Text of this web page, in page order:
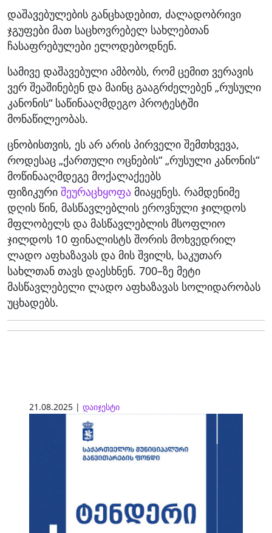
დაშავებულების განცხადებით, ძალადობრივი
ჯგუფები მათ საცხოვრებელ სახლებთან
ჩასაფრებულები ელოდებოდნენ.
სამივე დაშავებული ამბობს, რომ ცემით ვერავის
ვერ შეაშინებენ და მაინც გააგრძელებენ „რუსული
კანონის“ საწინააღმდეგო პროტესტში
მონაწილეობას.
ცნობისთვის, ეს არ არის პირველი შემთხვევა,
როდესაც „ქართული ოცნების“ „რუსული კანონის“
მოწინააღმდეგე მოქალაქეებს
ფიზიკური შეურაცხყოფა მიაყენეს. რამდენიმე
დღის წინ, მასწავლებლის ეროვნული ჯილდოს
მფლობელს და მასწავლებლის მსოფლიო
ჯილდოს 10 ფინალისტს შორის მოხვედრილ
ლადო აფხაზავას და მის შვილს, საკუთარ
სახლთან თავს დაესხნენ. 700–ზე მეტი
მასწავლებელი ლადო აფხაზავას სოლიდარობას
უცხადებს.
21.08.2025 | დაიჯესტი